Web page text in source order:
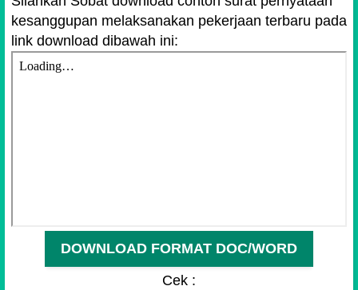
Fildan
NIP. YXYYXYXXXXXX
kesanggupan melaksanakan pekerjaan terbaru pada
link download dibawah ini:
DOWNLOAD FORMAT DOC/WORD
Cek :